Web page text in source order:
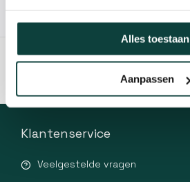
Alles toestaan
Aanpassen
Klantenservice
Veelgestelde vragen